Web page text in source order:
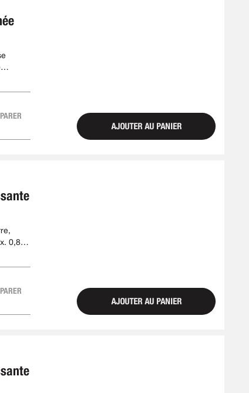
AJOUTER AU PANIER
0,8
AJOUTER AU PANIER